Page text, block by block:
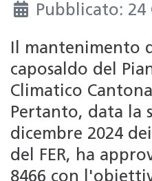
Pubblicato: 24
Il mantenimento
caposaldo del
Climatico
Pertanto, data la
dicembre 2024
del FER, ha
8466 con